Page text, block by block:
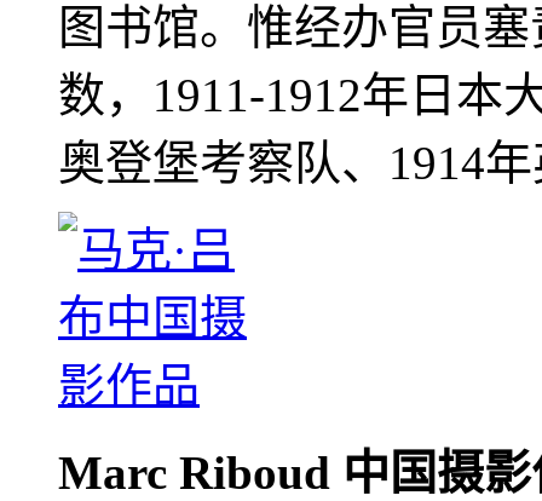
图书馆。惟经办官员
数，1911-1912年日本
奥登堡考察队、1914
Marc Riboud 中国摄